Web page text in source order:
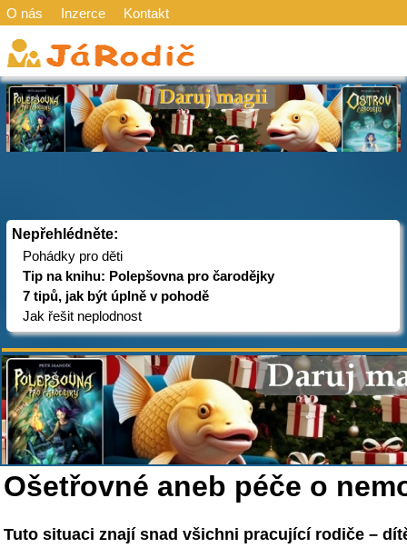
O nás Inzerce Kontakt
Nepřehlédněte:
Pohádky pro děti
Tip na knihu: Polepšovna pro čarodějky
7 tipů, jak být úplně v pohodě
Jak řešit neplodnost
Ošetřovné aneb péče o
Tuto situaci znají snad všichni pracující rodiče –